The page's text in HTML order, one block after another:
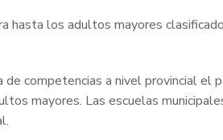
hasta los adultos mayores
competencias a nivel provincial el
mayores. Las escuelas